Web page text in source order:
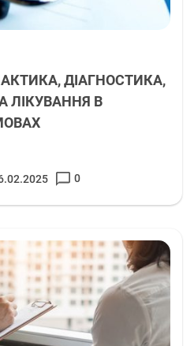
ДІАГНОСТИКА,
ЛІКУВАННЯ В
0